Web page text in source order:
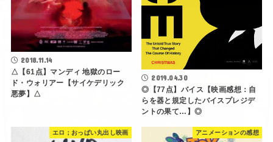
2018.11.14
△【61点】マンディ 地獄のロー
ド・ウォリアー【サイケデリック
悪夢】△
2019.04.30
◎【77点】バイス【映画感想：自
らを器と規定したバイスプレジデ
ントの果て…】◎
エロ；おっぱい丸出し映画 アニメーションの感想